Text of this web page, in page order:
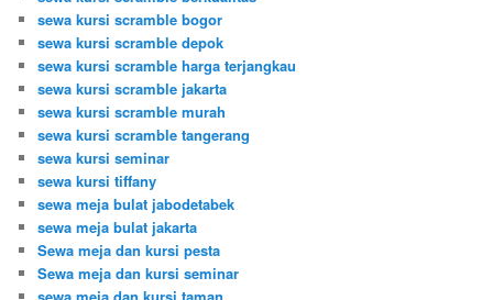
sewa kursi scramble bogor
sewa kursi scramble depok
sewa kursi scramble harga terjangkau
sewa kursi scramble jakarta
sewa kursi scramble murah
sewa kursi scramble tangerang
sewa kursi seminar
sewa kursi tiffany
sewa meja bulat jabodetabek
sewa meja bulat jakarta
Sewa meja dan kursi pesta
Sewa meja dan kursi seminar